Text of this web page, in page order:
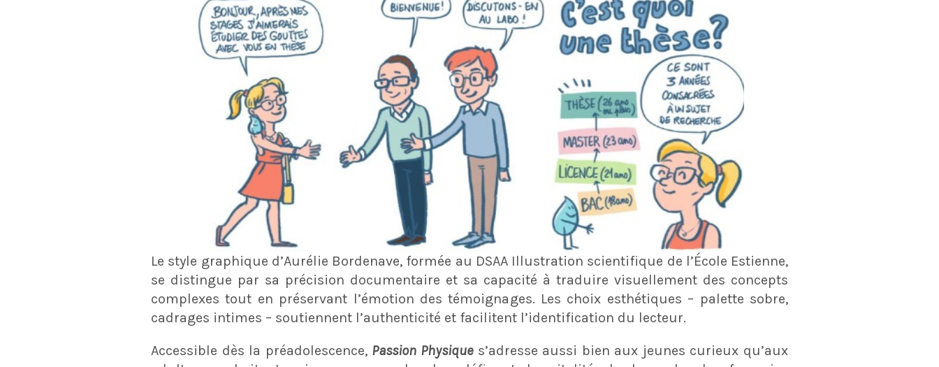
Le style graphique d’Aurélie Bordenave, formée au DSAA Illustration scientifique de l’École Estienne,
se distingue par sa précision documentaire et sa capacité à traduire visuellement des concepts
complexes tout en préservant l’émotion des témoignages. Les choix esthétiques – palette sobre,
cadrages intimes – soutiennent l’authenticité et facilitent l’identification du lecteur.
Accessible dès la préadolescence, Passion Physiques’adresse aussi bien aux jeunes curieux qu’aux